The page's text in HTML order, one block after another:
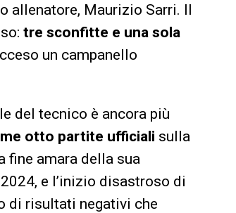
allenatore, Maurizio Sarri. Il
tre sconfitte e una sola
un campanello
del tecnico è ancora più
otto partite ufficiali sulla
fine amara della sua
e l’inizio disastroso di
di risultati negativi che